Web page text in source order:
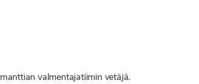
valmentajatiimin vetäjä.